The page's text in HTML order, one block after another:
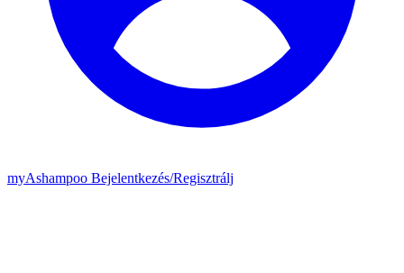
myAshampoo Bejelentkezés/Regisztrálj